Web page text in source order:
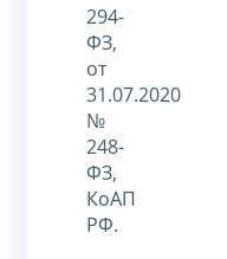
294-
ФЗ,
от
31.07.2020
№
248-
ФЗ,
КоАП
РФ.